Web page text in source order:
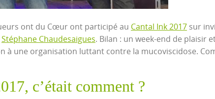
ont du Cœur ont participé au Cantal Ink 2017 sur
Stéphane Chaudesaigues. Bilan : un week-end de plaisir
à une organisation luttant contre la mucoviscidose.
c’était comment ?